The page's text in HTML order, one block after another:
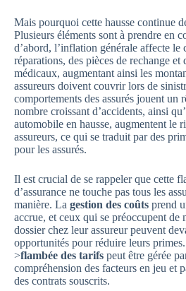
Mais pourquoi cette hausse continue
Plusieurs éléments sont à prendre en
d’abord, l’inflation générale affecte le
réparations, des pièces de rechange et
médicaux, augmentant ainsi les
assureurs doivent couvrir lors de
comportements des assurés jouent un
nombre croissant d’accidents, ainsi
automobile en hausse, augmentent le
assureurs, ce qui se traduit par des
pour les assurés.
Il est crucial de se rappeler que cette
d’assurance ne touche pas tous les
manière. La gestion des coûts prend
accrue, et ceux qui se préoccupent de
dossier chez leur assureur peuvent
opportunités pour réduire leurs
>flambée des tarifs peut être gérée
compréhension des facteurs en jeu et
des contrats souscrits.